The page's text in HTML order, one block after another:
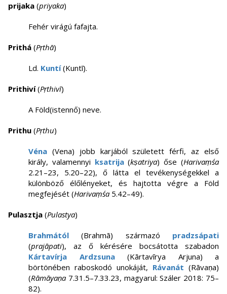
prijaka (priyaka)
Fehér virágú fafajta.
Prithá (Pṛthā)
Ld. Kuntí(Kuntī).
Prithiví(Pṛthivī)
A Föld(istennő) neve.
Prithu (Pṛthu)
Véna (Vena) jobb karjából született férfi, az első
király, valamennyi ksatrija(kṣatriya) őse (Harivaṃśa
2.21–23, 5.20–22), ő látta el tevékenységekkel a
különböző élőlényeket, és hajtotta végre a Föld
megfejését (Harivaṃśa 5.42–49).
Pulasztja (Pulastya)
Brahmától (Brahmā) származó pradzsápati
(prajāpati), az ő kérésére bocsátotta szabadon
Kártavírja Ardzsuna(Kārtavīrya Arjuna) a
börtönében raboskodó unokáját, Rávanát (Rāvaṇa)
(Rāmāyaṇa 7.31.5–7.33.23, magyarul: Száler 2018: 75–
82).